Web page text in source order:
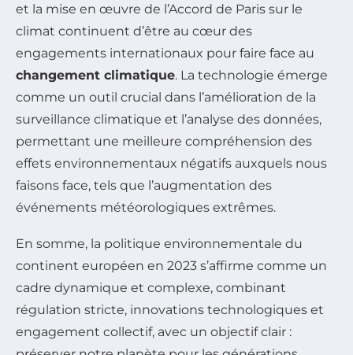
et la mise en œuvre de l’Accord de Paris sur le
climat continuent d’être au cœur des
engagements internationaux pour faire face au
changement climatique. La technologie émerge
comme un outil crucial dans l’amélioration de la
surveillance climatique et l’analyse des données,
permettant une meilleure compréhension des
effets environnementaux négatifs auxquels nous
faisons face, tels que l’augmentation des
événements météorologiques extrêmes.
En somme, la politique environnementale du
continent européen en 2023 s’affirme comme un
cadre dynamique et complexe, combinant
régulation stricte, innovations technologiques et
engagement collectif, avec un objectif clair :